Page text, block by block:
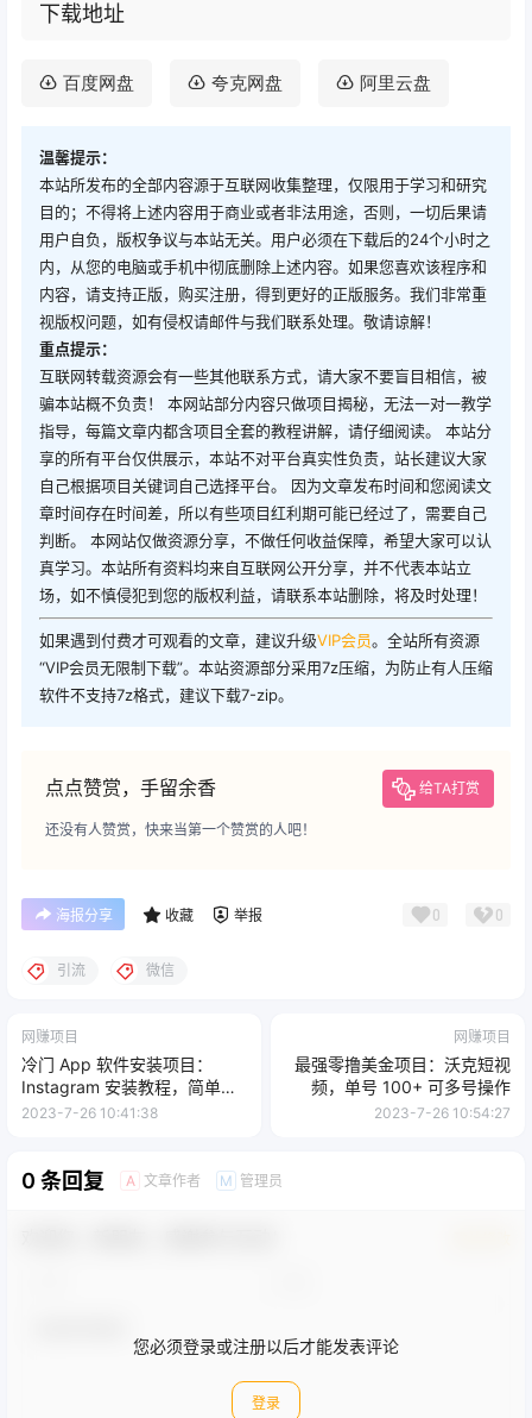
下载地址
百度网盘 夸克网盘 阿里云盘
温馨提示：
本站所发布的全部内容源于互联网收集整理，仅限用于学习和研究
目的；不得将上述内容用于商业或者非法用途，否则，一切后果请
用户自负，版权争议与本站无关。用户必须在下载后的24个小时之
内，从您的电脑或手机中彻底删除上述内容。如果您喜欢该程序和
内容，请支持正版，购买注册，得到更好的正版服务。我们非常重
视版权问题，如有侵权请邮件与我们联系处理。敬请谅解！
重点提示：
互联网转载资源会有一些其他联系方式，请大家不要盲目相信，被
骗本站概不负责！ 本网站部分内容只做项目揭秘，无法一对一教学
指导，每篇文章内都含项目全套的教程讲解，请仔细阅读。 本站分
享的所有平台仅供展示，本站不对平台真实性负责，站长建议大家
自己根据项目关键词自己选择平台。 因为文章发布时间和您阅读文
章时间存在时间差，所以有些项目红利期可能已经过了，需要自己
判断。 本网站仅做资源分享，不做任何收益保障，希望大家可以认
真学习。本站所有资料均来自互联网公开分享，并不代表本站立
场，如不慎侵犯到您的版权利益，请联系本站删除，将及时处理！
如果遇到付费才可观看的文章，建议升级VIP会员。全站所有资源
“VIP会员无限制下载”。本站资源部分采用7z压缩，为防止有人压缩
软件不支持7z格式，建议下载7-zip。
点点赞赏，手留余香 给TA打赏
还没有人赞赏，快来当第一个赞赏的人吧！
海报分享 收藏 举报 0 0
引流 微信
网赚项目
冷门 App 软件安装项目：
Instagram 安装教程，简单无
成本
2023-7-26 10:41:38
网赚项目
最强零撸美金项目：沃克短视
频，单号 100+ 可多号操作
2023-7-26 10:54:27
0 条回复 A 文章作者 M 管理员
您必须登录或注册以后才能发表评论
登录